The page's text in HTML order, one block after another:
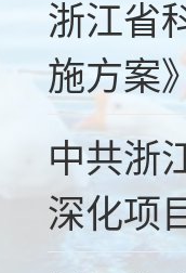
浙江省
施方案
中共浙
深化项